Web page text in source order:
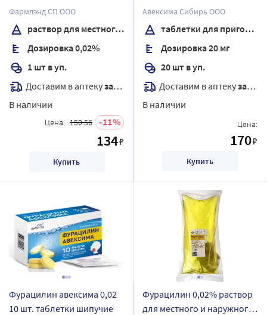
применения 250 мл
контейнер 1 шт.
Фармлэнд СП ООО
раствор для местного и наружного применения
Дозировка 0,02%
1 шт в уп.
Доставим в аптекузавтра
В наличии
Цена: 150.56 11
134₽
Купить
приготовления раствора
Авексима Сибирь ООО
таблетки для приготовления раствора
Дозировка 20 мг
20 шт в уп.
Доставим в аптекузавтра
В наличии
Цена:
170₽
Купить
Фурацилин авексима 0,02
10 шт. таблетки шипучие
Фурацилин 0,02% раствор
для местного и наружного